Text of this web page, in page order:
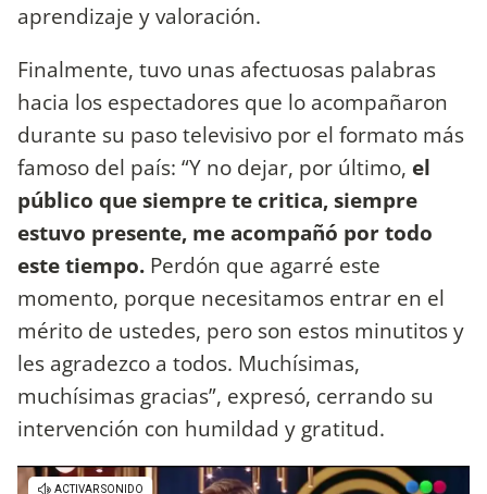
aprendizaje y valoración.
Finalmente, tuvo unas afectuosas palabras
hacia los espectadores que lo acompañaron
durante su paso televisivo por el formato más
famoso del país: “Y no dejar, por último, el
público que siempre te critica, siempre
estuvo presente, me acompañó por todo
este tiempo. Perdón que agarré este
momento, porque necesitamos entrar en el
mérito de ustedes, pero son estos minutitos y
les agradezco a todos. Muchísimas,
muchísimas gracias”, expresó, cerrando su
intervención con humildad y gratitud.